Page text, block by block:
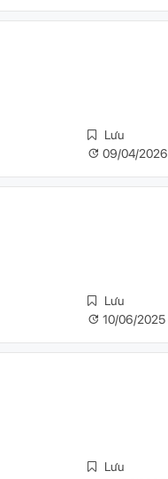
Lưu
09/04/2026
Lưu
10/06/2025
Lưu